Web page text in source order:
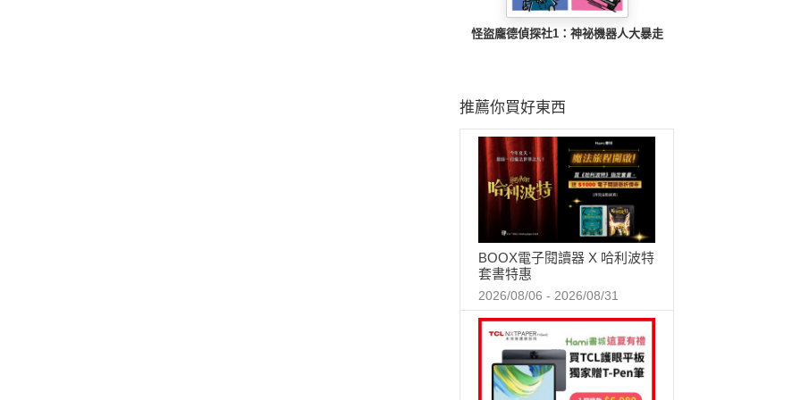
怪盜龐德偵探社1：神祕機器人大暴走
推薦你買好東西
BOOX電子閱讀器 X 哈利波特
套書特惠
2026/08/06 - 2026/08/31